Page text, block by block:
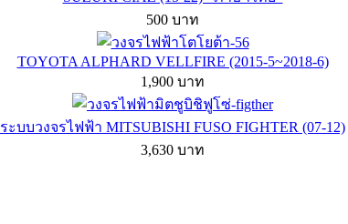
500 บาท
TOYOTA ALPHARD VELLFIRE (2015-5~2018-6)
1,900 บาท
ระบบวงจรไฟฟ้า MITSUBISHI FUSO FIGHTER (07-12)
3,630 บาท